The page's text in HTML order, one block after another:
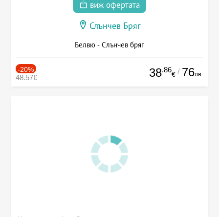
виж офертата
Слънчев Бряг
Белвю - Слънчев бряг
-20%
48.57€ 38.86
€ / 76лв.